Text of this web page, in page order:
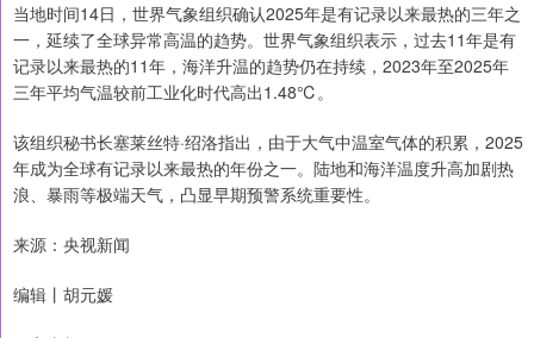
当地时间14日，世界气象组织确认2025年是有记录以来最热的三年之
一，延续了全球异常高温的趋势。世界气象组织表示，过去11年是有
记录以来最热的11年，海洋升温的趋势仍在持续，2023年至2025年
三年平均气温较前工业化时代高出1.48℃。
该组织秘书长塞莱丝特·绍洛指出，由于大气中温室气体的积累，2025
年成为全球有记录以来最热的年份之一。陆地和海洋温度升高加剧热
浪、暴雨等极端天气，凸显早期预警系统重要性。
来源：央视新闻
编辑丨胡元媛